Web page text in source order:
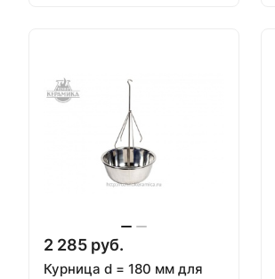
2 285 руб.
Курница d = 180 мм для